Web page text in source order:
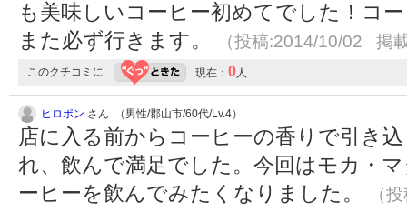
も美味しいコーヒー初めてでした！コ
また必ず行きます。
（投稿:2014/10/02 掲
このクチコミに 現在： 0 人
ヒロポン さん （男性/郡山市/60代/Lv.4）
店に入る前からコーヒーの香りで引き
れ、飲んで満足でした。今回はモカ・
ーヒーを飲んでみたくなりました。
（